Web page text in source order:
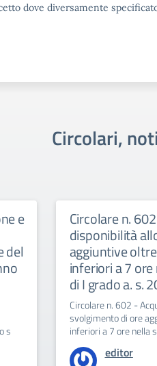
dove diversamente
Circolari,
e
del
s
Circolare n.
disponibilità
aggiuntive
inferiori a 7
di I grado a. s.
Circolare n. 602 -
svolgimento di ore
inferiori a 7 ore nella
editor